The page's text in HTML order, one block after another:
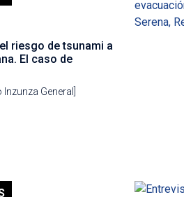
riesgo de tsunami a
El caso de
General]